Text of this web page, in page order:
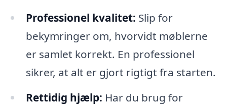
Professionel kvalitet: Slip for
bekymringer om, hvorvidt møblerne
er samlet korrekt. En professionel
sikrer, at alt er gjort rigtigt fra starten.
Rettidig hjælp: Har du brug for